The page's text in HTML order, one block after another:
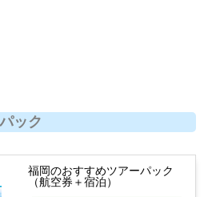
ック
福岡のおすすめツアーパック
（航空券＋宿泊）